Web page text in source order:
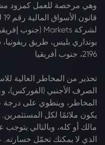
وهي مرخصة للعمل كمزود
بونداري بليس، طريق
2196، جنوب أفريقيا
تحذير من المخاطر العالية
المخاطر، وينطوي على درجة
يكون ملائمًا لكل
مالك أو كله، وبالتالي
الذي لا يمكنك تحمّل